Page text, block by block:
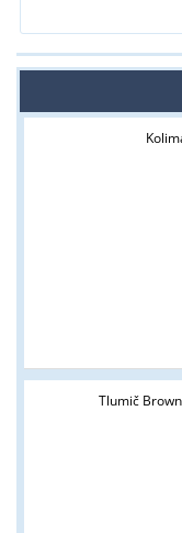
Tlumič